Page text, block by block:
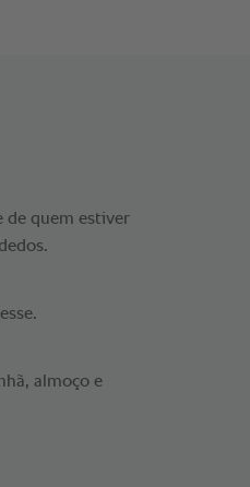
de quem estiver
almoço e